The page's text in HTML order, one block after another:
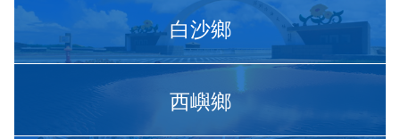
白沙鄉
西嶼鄉